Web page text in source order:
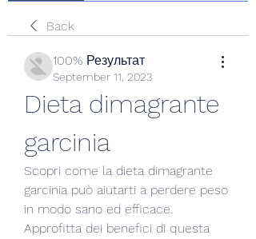
Back
100% Результат
September 11, 2023
Dieta dimagrante
garcinia
Scopri come la dieta dimagrante
garcinia può aiutarti a perdere peso
in modo sano ed efficace.
Approfitta dei benefici di questa